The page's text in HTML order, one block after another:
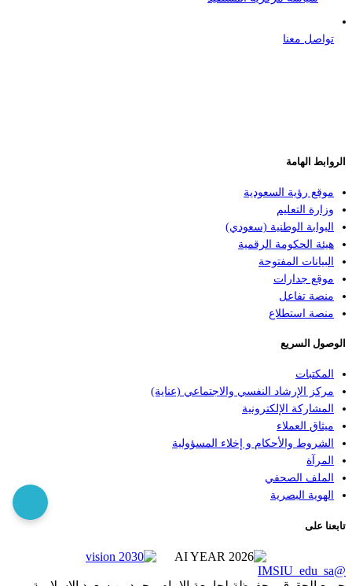
تواصل معنا
الروابط الهامة
موقع رؤية السعودية
وزارة التعليم
البوابة الوطنية (سعودي)
هيئة الحكومة الرقمية
البيانات المفتوحة
موقع جدارات
منصة تفاعل
منصة استطلاع
الوصول السريع
المكتبات
مركز الإرشاد النفسي والاجتماعي (عناية)
المشاركة الإلكترونية
ميثاق العملاء
الشروط والأحكام و إخلاء المسؤولية
المرآة
الملف الصحفي
الهوية البصرية
تابعنا على
@IMSIU_edu_sa